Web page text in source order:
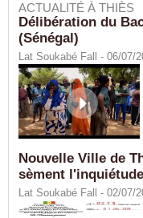
ACTUALITÉ À THIÈS
Délibération du
(Sénégal)
Lat Soukabé Fall - 06/07/
Nouvelle Ville de
sèment l'inquiétude
Lat Soukabé Fall - 02/07/